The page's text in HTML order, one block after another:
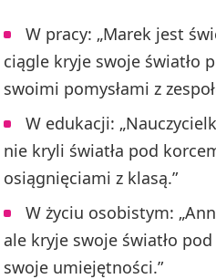
W pracy: „Marek jest
ciągle kryje swoje światło
swoimi pomysłami z
W edukacji:
nie kryli światła pod
osiągnięciami z klasą.”
W życiu osobistym:
ale kryje swoje światło
swoje umiejętności.”